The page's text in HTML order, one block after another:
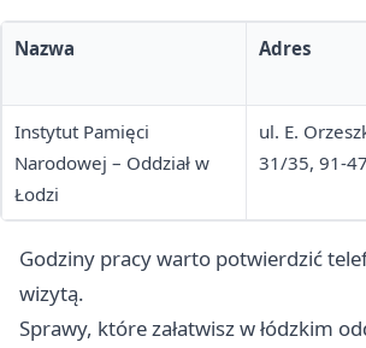
Nazwa Adres
Instytut Pamięci
Narodowej – Oddział w
Łodzi
ul. E.
31/35, 91-
Godziny pracy warto potwierdzić
wizytą.
Sprawy, które załatwisz w łódzkim